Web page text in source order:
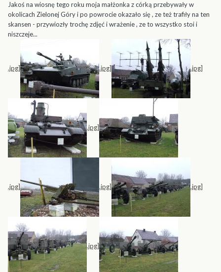
Jakoś na wiosnę tego roku moja małżonka z córką przebywały w
okolicach Zielonej Góry i po powrocie okazało się , ze też trafiły na ten
skansen - przywiozły trochę zdjęć i wrażenie , ze to wszystko stoi i
niszczeje...
.jpg] .jpg] .jpg]
.jpg]
.jpg] .jpg] .jpg]
.jpg]